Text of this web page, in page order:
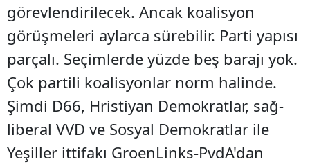
görevlendirilecek. Ancak koalisyon
görüşmeleri aylarca sürebilir. Parti yapısı
parçalı. Seçimlerde yüzde beş barajı yok.
Çok partili koalisyonlar norm halinde.
Şimdi D66, Hristiyan Demokratlar, sağ-
liberal VVD ve Sosyal Demokratlar ile
Yeşiller ittifakı GroenLinks-PvdA'dan